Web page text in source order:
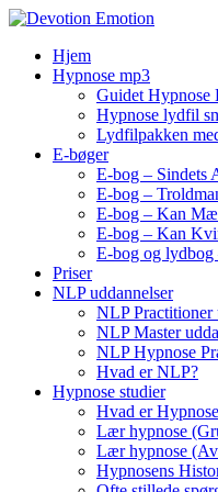
Skip
contentHjem
Hypnose mp3
Guidet Hypnose
Hypnose lydfil
Lydfilpakken
E-bøger
E-bog – Sindets
E-bog –
E-bog – Kan
E-bog – Kan
E-bog og
Priser
NLP uddannelser
NLP Practitioner
NLP Master
NLP Hypnose
Hvad er NLP?
Hypnose studier
Hvad er
Lær hypnose
Lær hypnose
Hypnosens